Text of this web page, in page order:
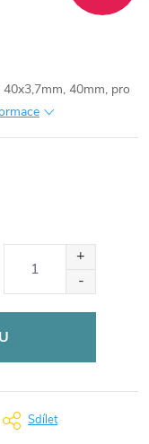
40mm, pro
Sdílet